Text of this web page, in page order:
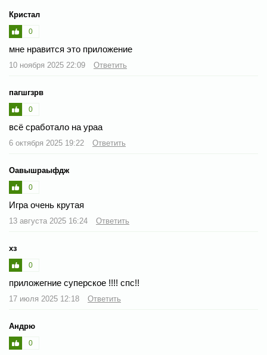
Кристал
0
мне нравится это приложение
10 ноября 2025 22:09 Ответить
пагшгзрв
0
всё сработало на ураа
6 октября 2025 19:22 Ответить
Оавышраыфдж
0
Игра очень крутая
13 августа 2025 16:24 Ответить
хз
0
приложегние суперское !!!! спс!!
17 июля 2025 12:18 Ответить
Андрю
0